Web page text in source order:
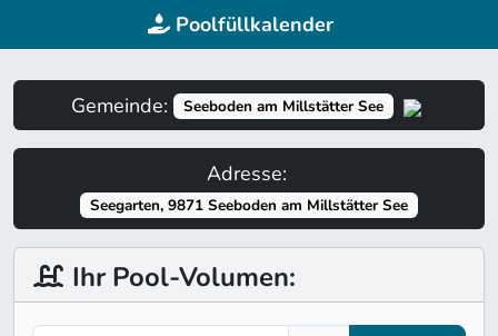
Poolfüllkalender
Gemeinde: Seeboden am Millstätter See
Adresse:
Seegarten, 9871 Seeboden am Millstätter See
Ihr Pool-Volumen: